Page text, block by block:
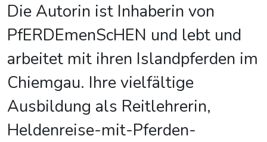
Die Autorin ist Inhaberin von
PfERDEmenScHEN und lebt und
arbeitet mit ihren Islandpferden im
Chiemgau. Ihre vielfältige
Ausbildung als Reitlehrerin,
Heldenreise-mit-Pferden-